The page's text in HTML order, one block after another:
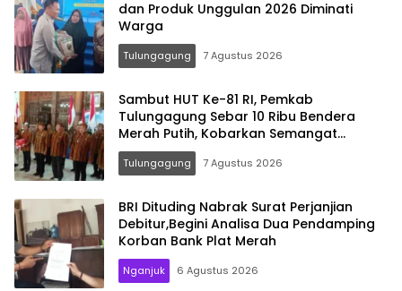
dan Produk Unggulan 2026 Diminati
Warga
Tulungagung 7 Agustus 2026
Sambut HUT Ke-81 RI, Pemkab
Tulungagung Sebar 10 Ribu Bendera
Merah Putih, Kobarkan Semangat
Nasionalisme Hingga Pelosok Desa
Tulungagung 7 Agustus 2026
BRI Dituding Nabrak Surat Perjanjian
Debitur,Begini Analisa Dua Pendamping
Korban Bank Plat Merah
Nganjuk 6 Agustus 2026